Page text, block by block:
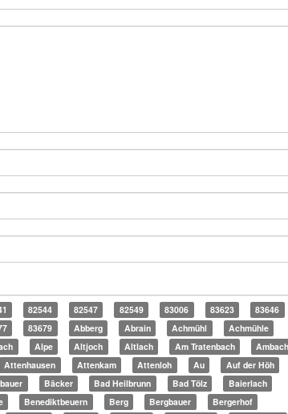
82544 82547 82549 83006 83623
83646
83679 Abberg Abrain Achmühl
Achmühle
Alpe Altjoch Altlach Am Tratenbach
Attenhausen Attenkam Attenloh Au
Auf der Höh
Bäcker Bad Heilbrunn Bad Tölz
Baierlach
Benediktbeuern Berg Bergbauer Bergerhof